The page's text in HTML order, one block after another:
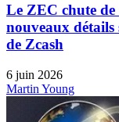
Le ZEC chute
nouveaux
de Zcash
6 juin 2026
Martin Young